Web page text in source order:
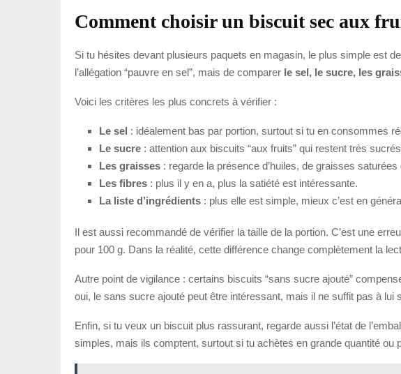
Comment choisir un biscuit sec aux
Si tu hésites devant plusieurs paquets en magasin, le plus simple est
l’allégation “pauvre en sel”, mais de comparer le sel, le sucre, les
Voici les critères les plus concrets à vérifier :
Le sel : idéalement bas par portion, surtout si tu en consommes
Le sucre : attention aux biscuits “aux fruits” qui restent très
Les graisses : regarde la présence d’huiles, de graisses
Les fibres : plus il y en a, plus la satiété est intéressante.
La liste d’ingrédients : plus elle est simple, mieux c’est en
Il est aussi recommandé de vérifier la taille de la portion. C’est une
pour 100 g. Dans la réalité, cette différence change complètement la
Autre point de vigilance : certains biscuits “sans sucre ajouté”
oui, le sans sucre ajouté peut être intéressant, mais il ne suffit pas à lui
Enfin, si tu veux un biscuit plus rassurant, regarde aussi l’état de
simples, mais ils comptent, surtout si tu achètes en grande quantité ou